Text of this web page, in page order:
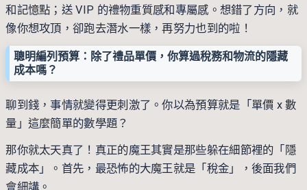
和記憶點；送 VIP 的禮物重質感和專屬感。想錯了方向，就
像你想攻頂，卻跑去潛水一樣，再努力也到的啦！
聰明編列預算：除了禮品單價，你算過稅務和物流的隱藏
成本嗎？
聊到錢，事情就變得更刺激了。你以為預算就是「單價 x 數
量」這麼簡單的數學題？
那你就太天真了！真正的魔王其實是那些躲在細節裡的「隱
藏成本」。首先，最恐怖的大魔王就是「稅金」，後面我們
會細講。